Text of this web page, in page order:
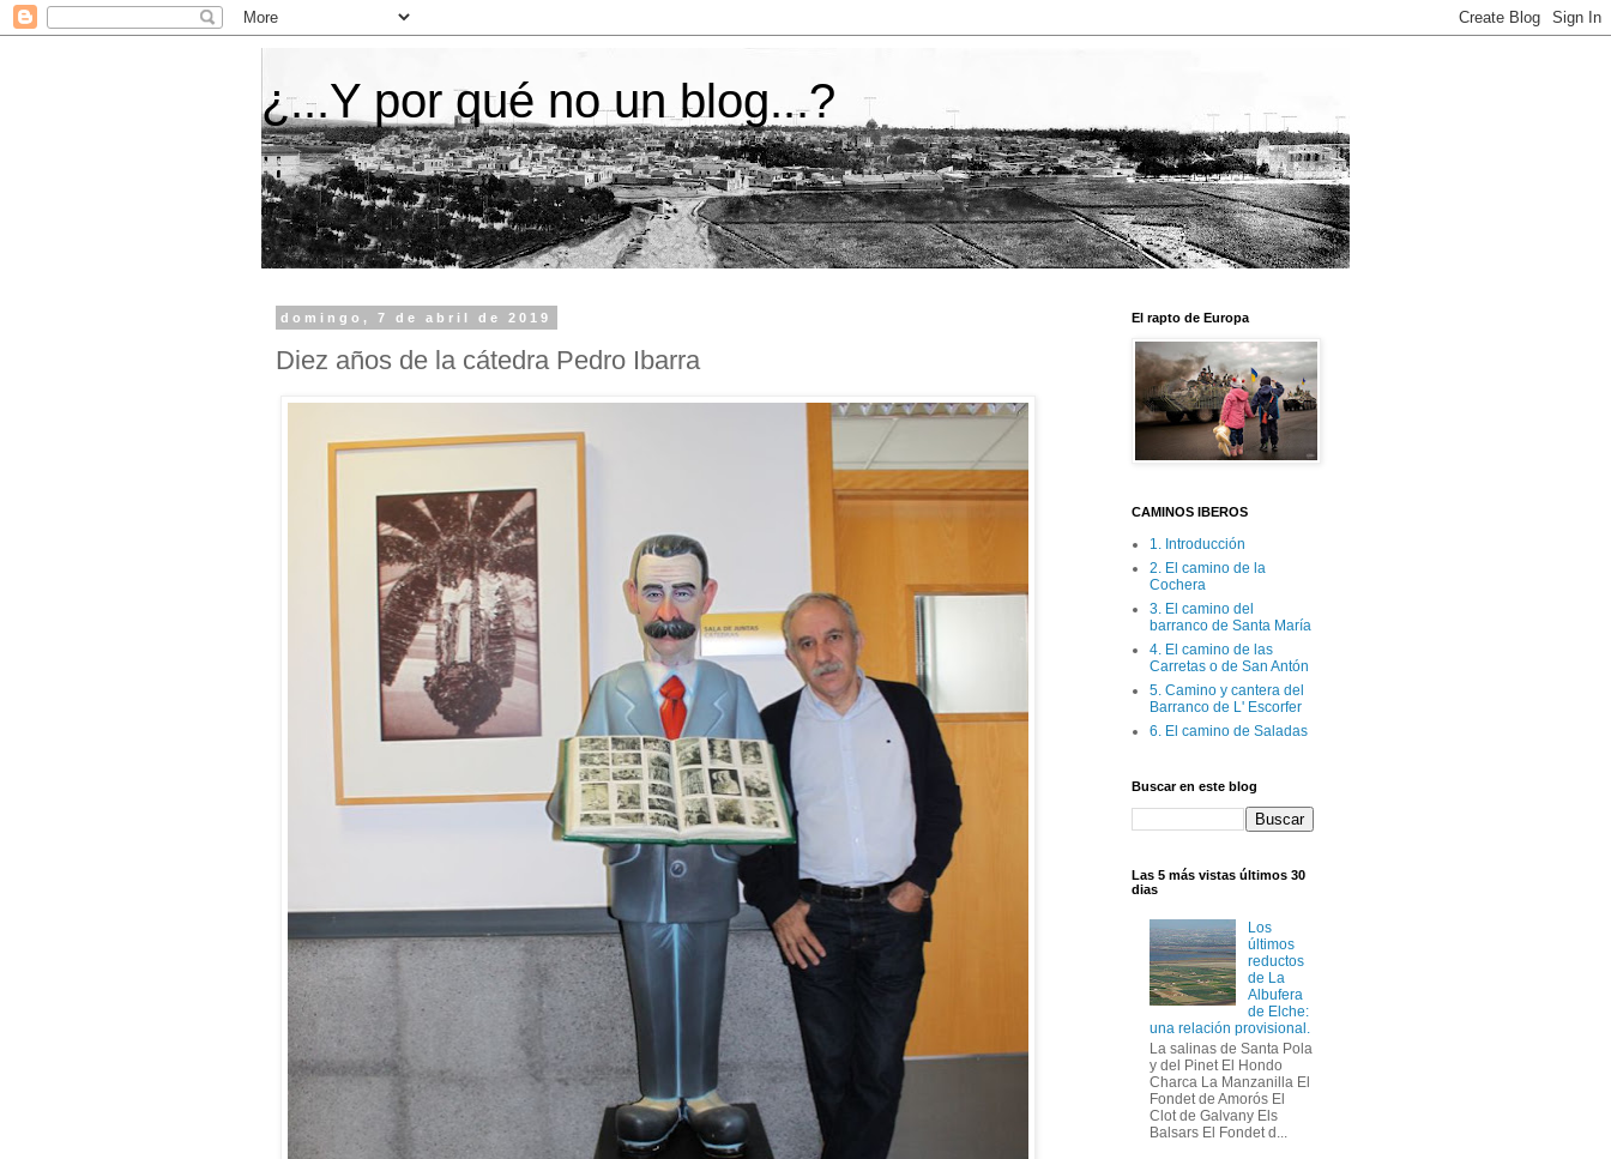
¿...Y por qué no un blog...?
domingo, 7 de abril de 2019
Diez años de la cátedra Pedro Ibarra
El rapto de Europa
CAMINOS IBEROS
1. Introducción
2. El camino de la
Cochera
3. El camino del
barranco de Santa María
4. El camino de las
Carretas o de San Antón
5. Camino y cantera del
Barranco de L' Escorfer
6. El camino de Saladas
Buscar en este blog
Las 5 más vistas últimos 30
dias
Los
últimos
reductos
de La
Albufera
de Elche:
una relación provisional.
La salinas de Santa Pola
y del Pinet El Hondo
Charca La Manzanilla El
Fondet de Amorós El
Clot de Galvany Els
Balsars El Fondet d...